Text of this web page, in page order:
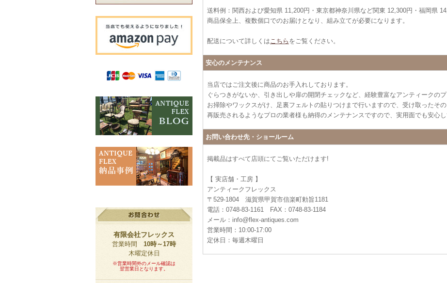
有限会社フレックス
営業時間 10時～17時
木曜定休日
※営業時間外のメール確認は
翌営業日となります。
送料例：関西および愛知県 11,200円・東京都神奈川県など関東 12,300円・福岡県
商品保全上、複数個口でのお届けとなり、組み立てが必要になります。
配送について詳しくは こちら をご覧ください。
安心のメンテナンス
当店ではご注文後に商品のお手入れしております。
ぐらつきがないか、引き出しや扉の開閉チェックなど、経験豊富なアンティークの
お掃除やワックスがけ、足裏フェルトの貼りつけまで行いますので、受け取ったその
再販売されるようなプロの業者様も納得のメンテナンスですので、実用面でも安心し
お問い合わせ先・ショールーム
掲載品はすべて店頭にてご覧いただけます!
【 実店舗・工房 】
アンティークフレックス
〒529-1804 滋賀県甲賀市信楽町勅旨1181
電話：0748-83-1161 FAX：0748-83-1184
メール：info@flex-antiques.com
営業時間：10:00-17:00
定休日：毎週木曜日